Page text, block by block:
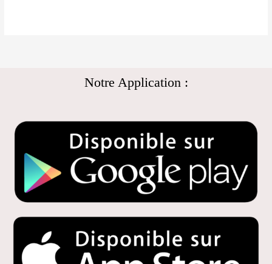
Notre Application :